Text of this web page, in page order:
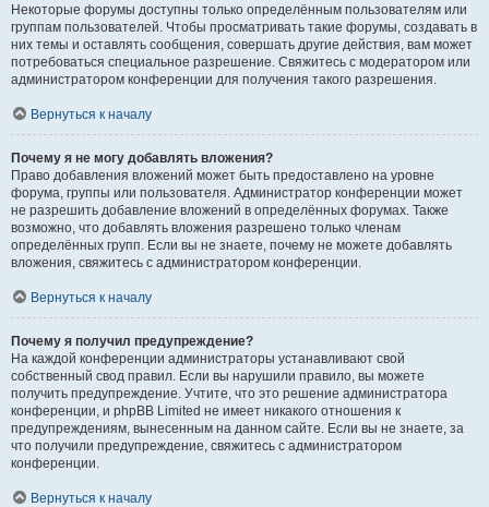
Некоторые форумы доступны только определённым пользователям или
группам пользователей. Чтобы просматривать такие форумы, создавать в
них темы и оставлять сообщения, совершать другие действия, вам может
потребоваться специальное разрешение. Свяжитесь с модератором или
администратором конференции для получения такого разрешения.
Вернуться к началу
Почему я не могу добавлять вложения?
Право добавления вложений может быть предоставлено на уровне
форума, группы или пользователя. Администратор конференции может
не разрешить добавление вложений в определённых форумах. Также
возможно, что добавлять вложения разрешено только членам
определённых групп. Если вы не знаете, почему не можете добавлять
вложения, свяжитесь с администратором конференции.
Вернуться к началу
Почему я получил предупреждение?
На каждой конференции администраторы устанавливают свой
собственный свод правил. Если вы нарушили правило, вы можете
получить предупреждение. Учтите, что это решение администратора
конференции, и phpBB Limited не имеет никакого отношения к
предупреждениям, вынесенным на данном сайте. Если вы не знаете, за
что получили предупреждение, свяжитесь с администратором
конференции.
Вернуться к началу